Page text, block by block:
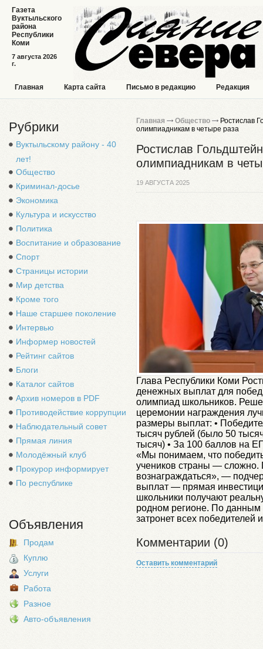
7 августа 2026
г.
Газета
Вуктыльского
района
Республики
Коми
Главная Карта сайта Письмо в редакцию Редакция
Рубрики
Вуктыльскому району - 40
лет!
Общество
Криминал-досье
Экономика
Культура и искусство
Политика
Воспитание и образование
Спорт
Страницы истории
Мир детства
Кроме того
Наше старшее поколение
Интервью
Информер новостей
Рейтинг сайтов
Блоги
Каталог сайтов
Архив номеров в PDF
Противодействие коррупции
Наблюдательный совет
Прямая линия
Молодёжный клуб
Прокурор информирует
По республике
Объявления
Продам
Куплю
Услуги
Работа
Разное
Авто-объявления
Главная Общество
Ростислав
олимпиадникам в четыре раза
Ростислав
олимпиадникам в
19 АВГУСТА 2025
Глава Республики Коми
денежных выплат для
олимпиад школьников.
церемонии награждения
размеры выплат: •
тысяч рублей (было 50
тысяч) • За 100 баллов на
«Мы понимаем, что
учеников страны — сложно.
вознаграждаться», —
выплат — прямая
школьники получают
родном регионе. По
затронет всех победителей
Комментарии (0)
Оставить комментарий